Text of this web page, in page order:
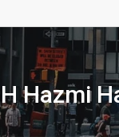
Hazmi